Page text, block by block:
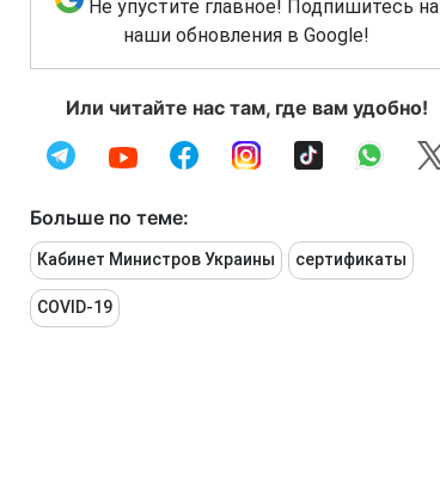
Не упустите главное! Подпишитесь на
наши обновления в Google!
Или читайте нас там, где вам удобно!
Больше по теме:
Кабинет Министров Украины сертификаты
COVID-19